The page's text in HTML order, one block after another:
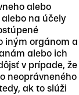
alebo
na účely
iným orgánom a
alebo ich
v prípade, že
neoprávneného
ak to slúži